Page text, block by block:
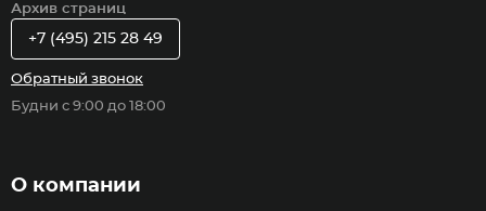
Архив страниц
О компании
+7 (495) 215 28 49
Обратный звонок
Будни с 9:00 до 18:00